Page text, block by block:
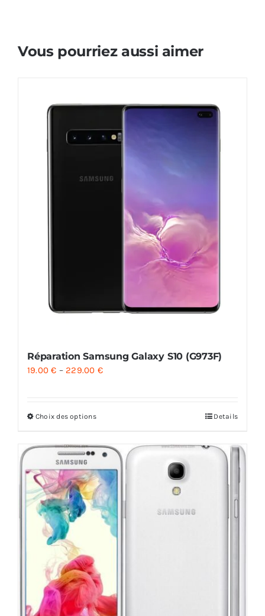
Vous pourriez aussi aimer
Réparation Samsung Galaxy S10 (G973F)
19.00€ – 229.00 €
Choix des options Details